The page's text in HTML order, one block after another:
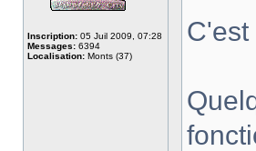
Inscription: 05 Juil 2009, 07:28
Messages: 6394
Localisation: Monts (37)
C'est